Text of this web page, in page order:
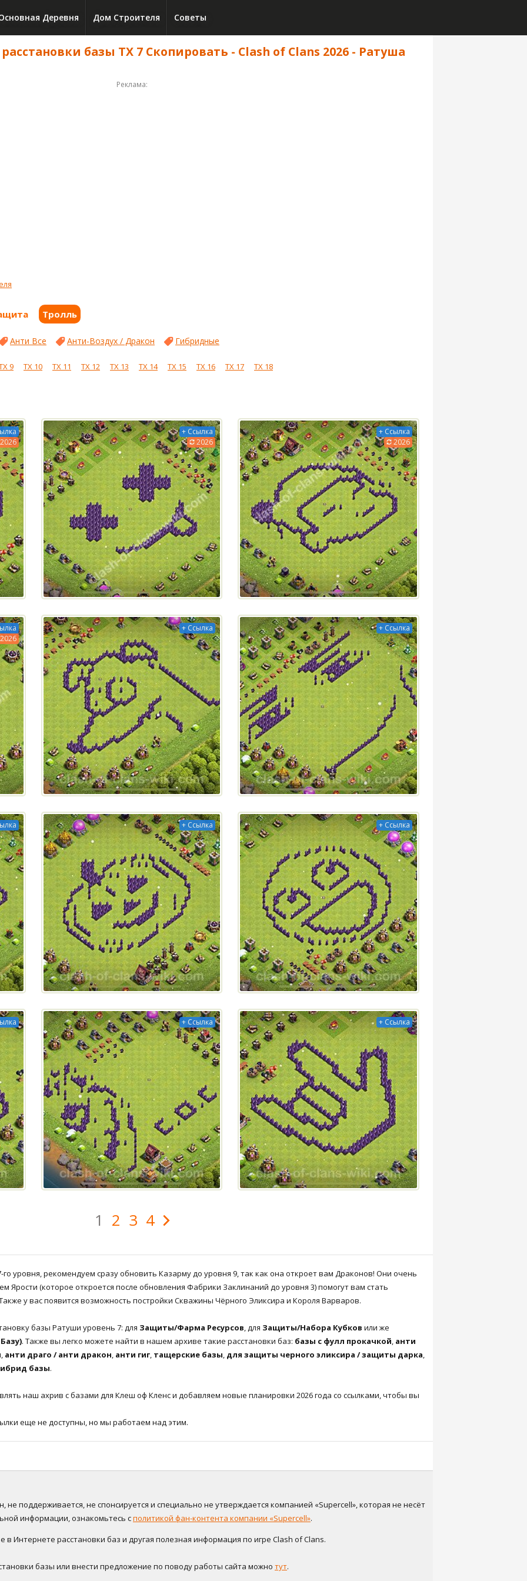
Деревня Дом Строителя Советы
базы ТХ 7 Скопировать - Clash of Clans 2026 - Ратуша
Реклама:
Тролль
Анти Все Анти-Воздух / Дракон Гибридные
9 ТХ 10 ТХ 11 ТХ 12 ТХ 13 ТХ 14 ТХ 15 ТХ 16 ТХ 17 ТХ 18
+ Ссылка
2026
+ Ссылка
2026
+ Ссылка + Ссылка
+ Ссылка + Ссылка
+ Ссылка + Ссылка
1 2 3 4
уровня, рекомендуем сразу обновить Казарму до уровня 9, так как она откроет вам Драконов! Они очень
Ярости (которое откроется после обновления Фабрики Заклинаний до уровня 3) помогут вам стать
у вас появится возможность постройки Скважины Чёрного Эликсира и Короля Варваров.
базы Ратуши уровень 7: для Защиты/Фарма Ресурсов, для Защиты/Набора Кубков или же
. Также вы легко можете найти в нашем архиве такие расстановки баз: базы с фулл прокачкой, анти
, анти драго / анти дракон, анти гиг, тащерские базы, для защиты черного эликсира / защиты дарка,
базы.
наш ахрив с базами для Клеш оф Кленс и добавляем новые планировки 2026 года со ссылками, чтобы вы
еще не доступны, но мы работаем над этим.
не поддерживается, не спонсируется и специально не утверждается компанией «Supercell», которая не несёт
информации, ознакомьтесь сполитикой фан-контента компании «Supercell».
Интернете расстановки баз и другая полезная информация по игре Clash of Clans.
базы или внести предложение по поводу работы сайта можно тут.